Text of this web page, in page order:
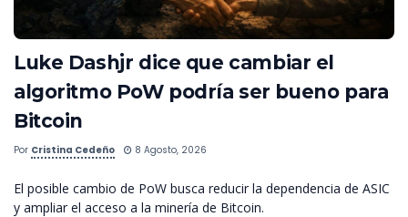
Luke Dashjr dice que cambiar el
algoritmo PoW podría ser bueno para
Bitcoin
Por Cristina Cedeño 8 Agosto, 2026
El posible cambio de PoW busca reducir la dependencia de ASIC
y ampliar el acceso a la minería de Bitcoin.